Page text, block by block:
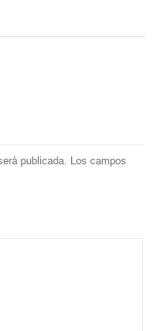
publicada. Los campos